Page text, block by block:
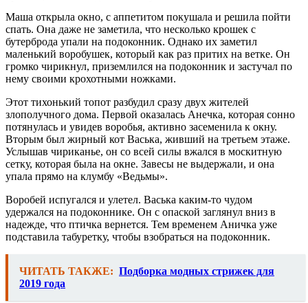
Маша открыла окно, с аппетитом покушала и решила пойти
спать. Она даже не заметила, что несколько крошек с
бутерброда упали на подоконник. Однако их заметил
маленький воробушек, который как раз притих на ветке. Он
громко чирикнул, приземлился на подоконник и застучал по
нему своими крохотными ножками.
Этот тихонький топот разбудил сразу двух жителей
злополучного дома. Первой оказалась Анечка, которая сонно
потянулась и увидев воробья, активно засеменила к окну.
Вторым был жирный кот Васька, живший на третьем этаже.
Услышав чириканье, он со всей силы вжался в москитную
сетку, которая была на окне. Завесы не выдержали, и она
упала прямо на клумбу «Ведьмы».
Воробей испугался и улетел. Васька каким-то чудом
удержался на подоконнике. Он с опаской заглянул вниз в
надежде, что птичка вернется. Тем временем Аничка уже
подставила табуретку, чтобы взобраться на подоконник.
ЧИТАТЬ ТАКЖЕ: Подборка модных стрижек для
2019 года